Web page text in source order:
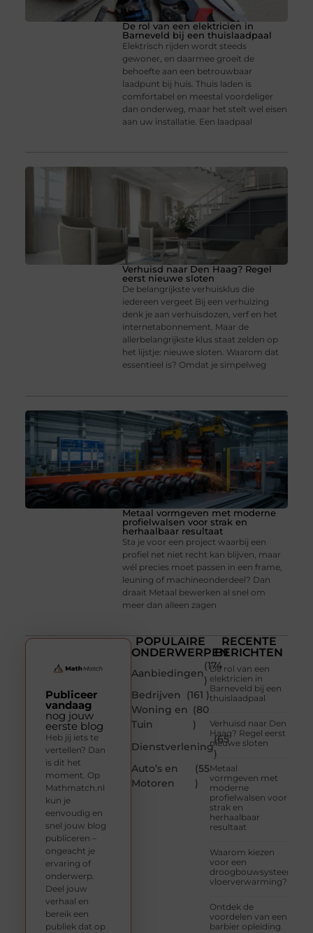
De rol van een elektricien in
Barneveld bij een thuislaadpaal
Elektrisch rijden wordt steeds
gewoner, en daarmee groeit de
behoefte aan een betrouwbaar
laadpunt bij huis. Thuis laden is
comfortabel en meestal voordeliger
dan onderweg, maar het stelt wel eisen
aan uw installatie. Een laadpaal
Verhuisd naar Den Haag? Regel
eerst nieuwe sloten
De belangrijkste verhuisklus die
iedereen vergeet Bij een verhuizing
denk je aan verhuisdozen, verf en het
internetabonnement. Maar de
allerbelangrijkste klus staat zelden op
het lijstje: nieuwe sloten. Waarom dat
essentieel is? Omdat je simpelweg
Metaal vormgeven met moderne
profielwalsen voor strak en
herhaalbaar resultaat
Sta je voor een project waarbij een
profiel net niet recht kan blijven, maar
wél precies moet passen in een frame,
leuning of machineonderdeel? Dan
draait Metaal bewerken al snel om
meer dan alleen zagen
POPULAIRE
ONDERWERPEN
Aanbiedingen
(174
)
Bedrijven
(161 )
Woning en
Tuin
(80
)
Dienstverlening
(65
)
Auto’s en
Motoren
(55
)
RECENTE
BERICHTEN
De rol van een
elektricien in
Barneveld bij een
thuislaadpaal
Verhuisd naar Den
Haag? Regel eerst
nieuwe sloten
Metaal
vormgeven met
moderne
profielwalsen voor
strak en
herhaalbaar
resultaat
Waarom kiezen
voor een
droogbouwsysteem
vloerverwarming?
Ontdek de
voordelen van een
barbier opleiding
Publiceer
vandaag
nog jouw
eerste blog
Heb jij iets te
vertellen? Dan
is dit het
moment. Op
Mathmatch.nl
kun je
eenvoudig en
snel jouw blog
publiceren –
ongeacht je
ervaring of
onderwerp.
Deel jouw
verhaal en
bereik een
publiek dat op